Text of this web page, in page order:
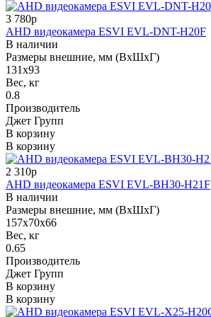
3 780р
AHD видеокамера ESVI EVL-DNT-H20F
В наличии
Размеры внешние, мм (ВхШхГ)
131х93
Вес, кг
0.8
Производитель
Джет Групп
В корзину
В корзину
2 310р
AHD видеокамера ESVI EVL-BH30-H21F
В наличии
Размеры внешние, мм (ВхШхГ)
157x70x66
Вес, кг
0.65
Производитель
Джет Групп
В корзину
В корзину